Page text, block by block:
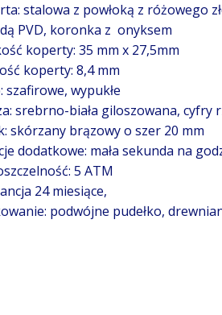
stalowa z powłoką z różowego
PVD, koronka z onyksem
koperty: 35 mm x 27,5mm
koperty: 8,4 mm
szafirowe, wypukłe
srebrno-biała giloszowana, cyfry
skórzany brązowy o szer 20 mm
dodatkowe: mała sekunda na
5 ATM
24 miesiące,
podwójne pudełko,